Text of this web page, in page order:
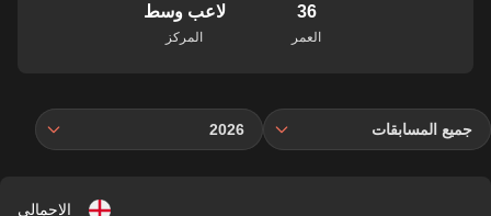
36
العمر
لاعب وسط
المركز
جميع المسابقات 2026
الإجمالي